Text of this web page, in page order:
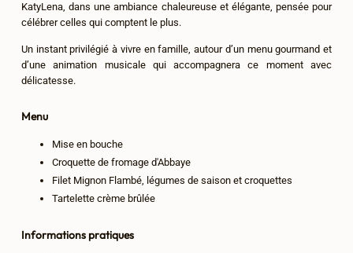
KatyLena, dans une ambiance chaleureuse et élégante, pensée pour
célébrer celles qui comptent le plus.
Un instant privilégié à vivre en famille, autour d’un menu gourmand et
d’une animation musicale qui accompagnera ce moment avec
délicatesse.
Menu
Mise en bouche
Croquette de fromage d'Abbaye
Filet Mignon Flambé, légumes de saison et croquettes
Tartelette crème brûlée
Informations pratiques